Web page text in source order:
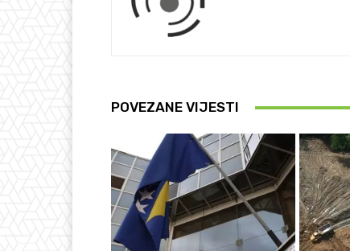
POVEZANE VIJESTI